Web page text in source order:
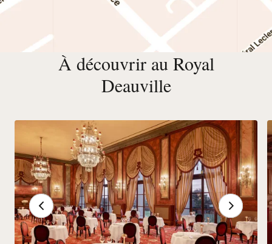
À découvrir au Royal
Deauville